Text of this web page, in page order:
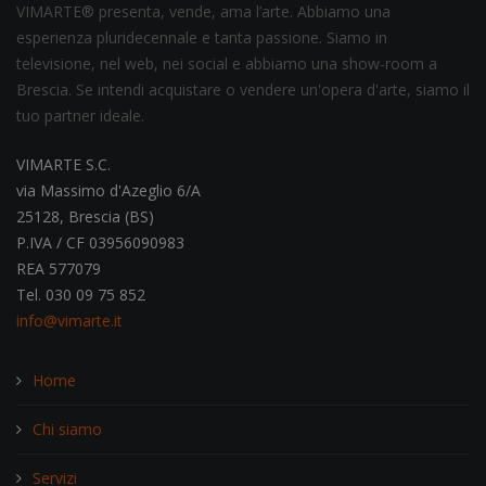
VIMARTE® presenta, vende, ama l’arte. Abbiamo una
esperienza pluridecennale e tanta passione. Siamo in
televisione, nel web, nei social e abbiamo una show-room a
Brescia. Se intendi acquistare o vendere un'opera d'arte, siamo il
tuo partner ideale.
VIMARTE S.C.
via Massimo d'Azeglio 6/A
25128, Brescia (BS)
P.IVA / CF 03956090983
REA 577079
Tel. 030 09 75 852
info@vimarte.it
Home
Chi siamo
Servizi